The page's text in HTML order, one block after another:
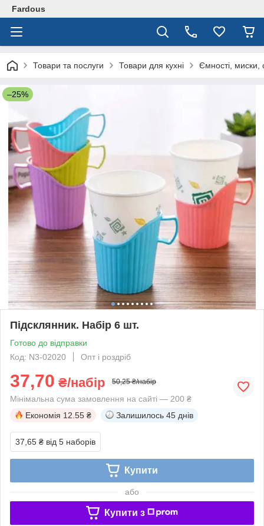
Fardous
Товари та послуги Товари для кухні Ємності, миски,
–25%
Підсклянник. Набір 6 шт.
Готово до відправки
Код: N3-02020
Опт і роздріб
37,70 ₴/набір 50,25 ₴/набір
Мінімальна сума замовлення на сайті — 200 ₴
Економія 12.55 ₴ Залишилось 45 днів
37,65 ₴ від 5 наборів
Купити
або
Купити з